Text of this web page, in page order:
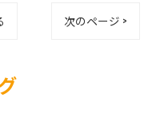
次のページ >